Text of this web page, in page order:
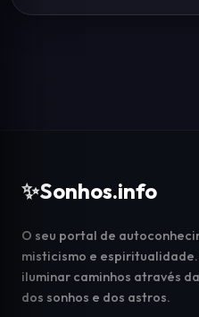
✨Sonhos.info
O seu portal de
misticismo e espiritualidade.
iluminar caminhos através
dos sonhos e dos astros.